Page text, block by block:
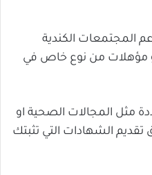
المجتمعات الكندية
مؤهلات من نوع خاص في
مثل المجالات الصحية او
تقديم الشهادات التي تثبتك